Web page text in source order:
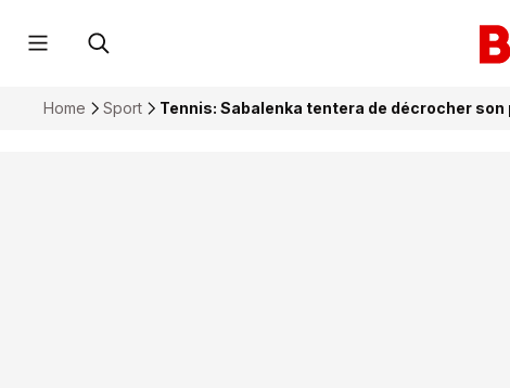
Home Sport Tennis: Sabalenka tentera de décrocher son